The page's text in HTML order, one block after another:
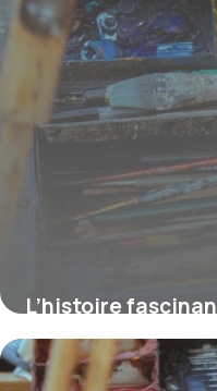
L’histoire
écrire vintage et
siècle